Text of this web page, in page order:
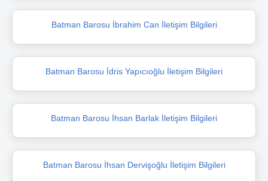
Batman Barosu İbrahim Can İletişim Bilgileri
Batman Barosu İdris Yapıcıoğlu İletişim Bilgileri
Batman Barosu İhsan Barlak İletişim Bilgileri
Batman Barosu İhsan Dervişoğlu İletişim Bilgileri